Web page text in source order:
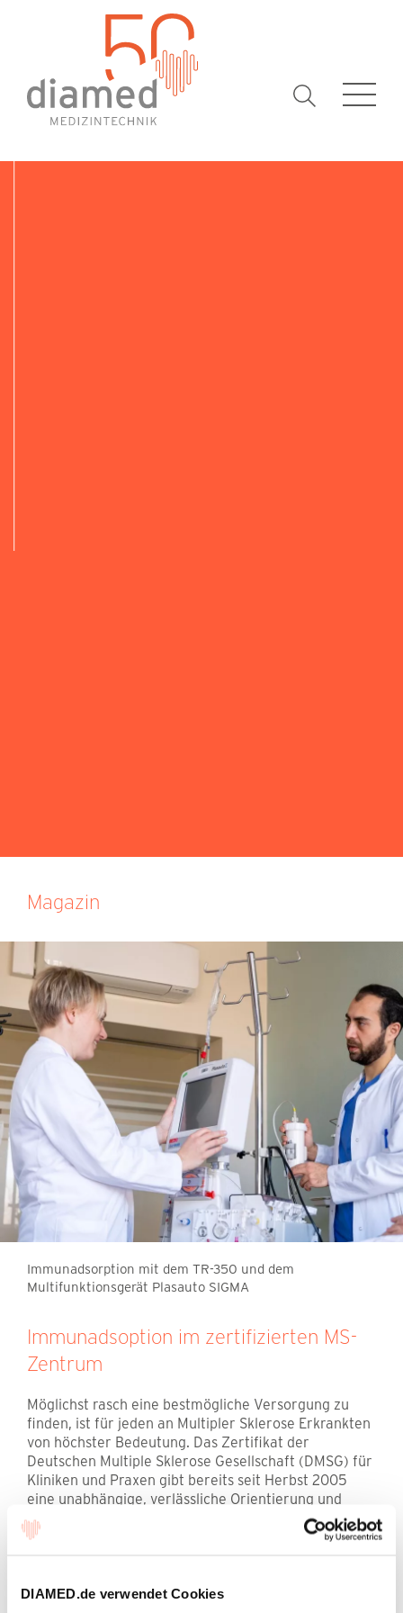
DIAMED.de verwendet Cookies
Magazin
Immunadsoption im zertifizierten MS-
Zentrum
Möglichst rasch eine bestmögliche Versorgung zu
finden, ist für jeden an Multipler Sklerose Erkrankten
von höchster Bedeutung. Das Zertifikat der
Deutschen Multiple Sklerose Gesellschaft (DMSG) für
Kliniken und Praxen gibt bereits seit Herbst 2005
eine unabhängige, verlässliche Orientierung und
weist MS-Erkrankten den Weg zu einer fachgerechten
Wohnort-nahen Versorgung. Die kontinuierliche
dokumentation, leitliniengestützte
Immunadsorption mit dem TR-350 und dem
Multifunktionsgerät Plasauto SIGMA